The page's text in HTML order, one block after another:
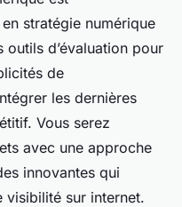
stratégie numérique
d’évaluation pour
de
les dernières
Vous serez
avec une approche
innovantes qui
visibilité sur internet.